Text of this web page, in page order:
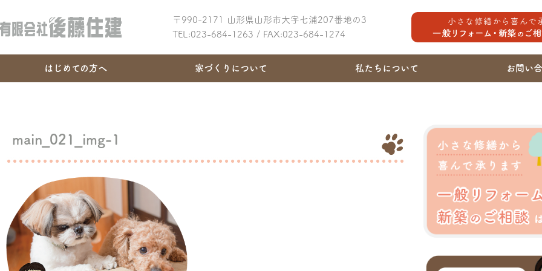
〒990-2171 山形県山形市大字七浦207番地の3
TEL:023-684-1263 / FAX:023-684-1274
はじめての方へ 家づくりについて 私たちについて お問い
main_021_img-1